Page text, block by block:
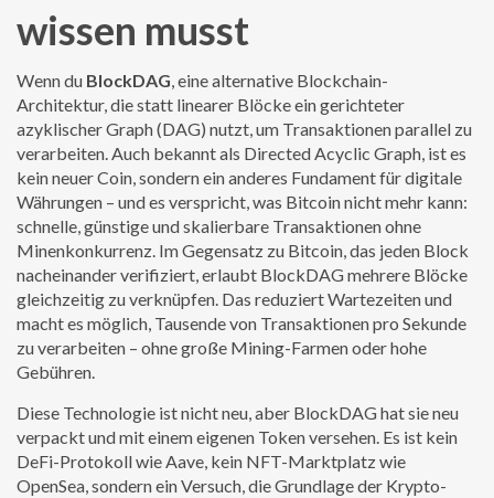
wissen musst
Wenn du BlockDAG,eine alternative Blockchain-
Architektur, die statt linearer Blöcke ein gerichteter
azyklischer Graph (DAG) nutzt, um Transaktionen parallel zu
verarbeiten. Auch bekannt als Directed Acyclic Graph, ist es
kein neuer Coin, sondern ein anderes Fundament für digitale
Währungen – und es verspricht, was Bitcoin nicht mehr kann:
schnelle, günstige und skalierbare Transaktionen ohne
Minenkonkurrenz. Im Gegensatz zu Bitcoin, das jeden Block
nacheinander verifiziert, erlaubt BlockDAG mehrere Blöcke
gleichzeitig zu verknüpfen. Das reduziert Wartezeiten und
macht es möglich, Tausende von Transaktionen pro Sekunde
zu verarbeiten – ohne große Mining-Farmen oder hohe
Gebühren.
Diese Technologie ist nicht neu, aber BlockDAG hat sie neu
verpackt und mit einem eigenen Token versehen. Es ist kein
DeFi-Protokoll wie Aave, kein NFT-Marktplatz wie
OpenSea, sondern ein Versuch, die Grundlage der Krypto-